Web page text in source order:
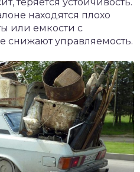
находятся плохо
или емкости с
снижают управляемость.